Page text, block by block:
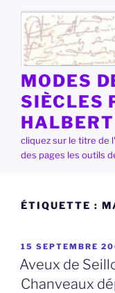
contenu
principal
MODES
SIÈCLES
HALBERT
cliquez sur le titre de
des pages les outils
ÉTIQUETTE :
PUBLIÉ
LE
15 SEPTEMBRE
Aveux de
Chanveaux